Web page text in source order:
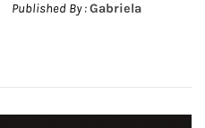
Published By :Gabriela